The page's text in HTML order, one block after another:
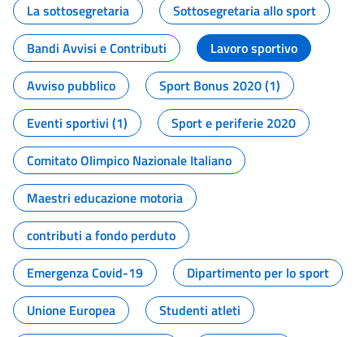
La sottosegretaria
Sottosegretaria allo sport
Bandi Avvisi e Contributi
Lavoro sportivo
Avviso pubblico
Sport Bonus 2020 (1)
Eventi sportivi (1)
Sport e periferie 2020
Comitato Olimpico Nazionale Italiano
Maestri educazione motoria
contributi a fondo perduto
Emergenza Covid-19
Dipartimento per lo sport
Unione Europea
Studenti atleti